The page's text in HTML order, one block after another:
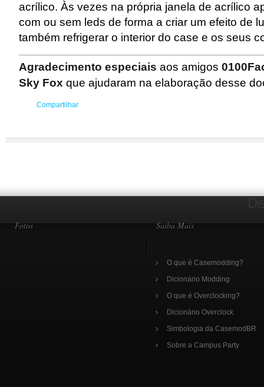
acrílico. Às vezes na própria janela de acrílico
com ou sem leds de forma a criar um efeito de
também refrigerar o interior do case e os seus
Agradecimento especiais aos amigos
Sky Fox que ajudaram na elaboração desse
Compartilhar
Fotos Saiba Mais
O que é Casemodding?
Dicionário Modding
O que é Overclocking?
Dicionário Overclock
Simbologia da CasemodBR
Sobre a Campus Party